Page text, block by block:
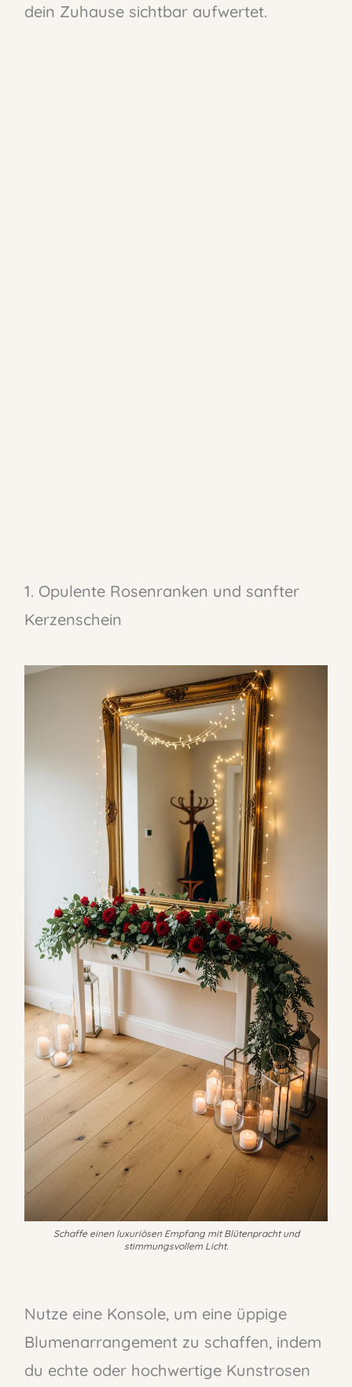
dein Zuhause sichtbar aufwertet.
1. Opulente Rosenranken und sanfter
Kerzenschein
Schaffe einen luxuriösen Empfang mit Blütenpracht und
stimmungsvollem Licht.
Nutze eine Konsole, um eine üppige
Blumenarrangement zu schaffen, indem
du echte oder hochwertige Kunstrosen